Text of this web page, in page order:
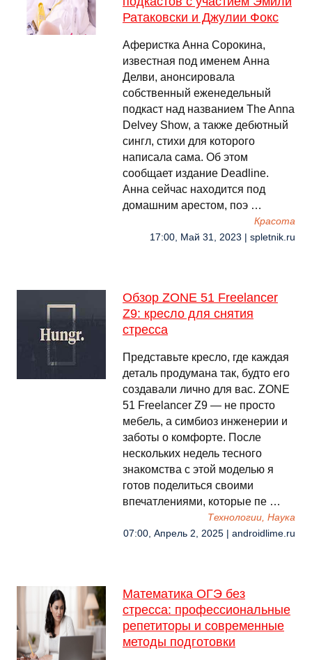
Ратаковски и Джулии Фокс
Аферистка Анна Сорокина,
известная под именем Анна
Делви, анонсировала
собственный еженедельный
подкаст над названием The Anna
Delvey Show, а также дебютный
сингл, стихи для которого
написала сама. Об этом
сообщает издание Deadline.
Анна сейчас находится под
домашним арестом, поэ …
Красота
17:00, Май 31, 2023 | spletnik.ru
Обзор ZONE 51 Freelancer
Z9: кресло для снятия
стресса
Представьте кресло, где каждая
деталь продумана так, будто его
создавали лично для вас. ZONE
51 Freelancer Z9 — не просто
мебель, а симбиоз инженерии и
заботы о комфорте. После
нескольких недель тесного
знакомства с этой моделью я
готов поделиться своими
впечатлениями, которые пе …
Технологии, Наука
07:00, Апрель 2, 2025 | androidlime.ru
Математика ОГЭ без
стресса: профессиональные
репетиторы и современные
методы подготовки